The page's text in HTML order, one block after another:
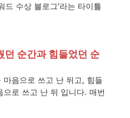
드 수상 블로그'라는 타이틀
던 순간과 힘들었던 순
마음으로 쓰고 난 뒤고, 힘들
으로 쓰고 난 뒤 입니다. 매번